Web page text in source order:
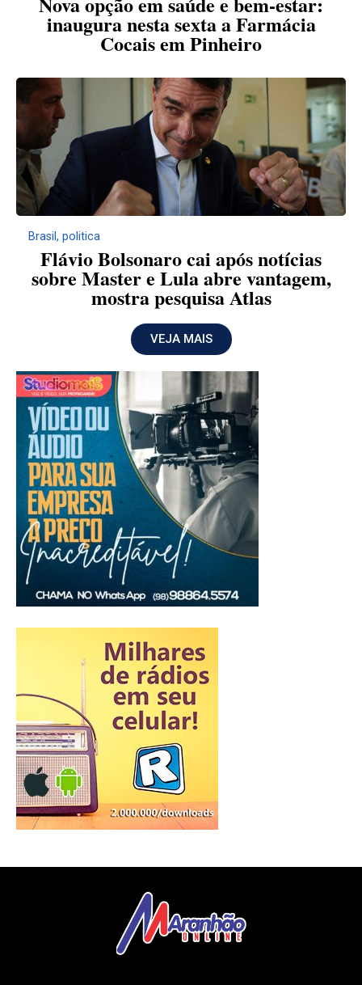
inaugura nesta sexta a Farmácia
Cocais em Pinheiro
Brasil , politica
Flávio Bolsonaro cai após notícias
sobre Master e Lula abre vantagem,
mostra pesquisa Atlas
VEJA MAIS